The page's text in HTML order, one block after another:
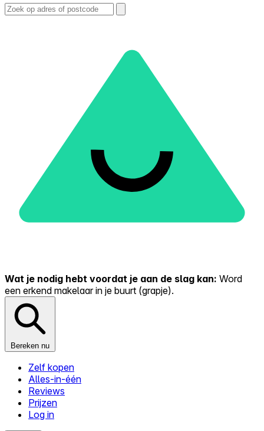
Wat je nodig hebt voordat je aan de slag kan: Word
een erkend makelaar in je buurt (grapje).
Bereken nu
Zelf kopen
Alles-in-één
Reviews
Prijzen
Log in